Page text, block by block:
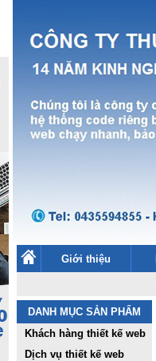
Giới thiệu
DANH MỤC SẢN PHẨM
Khách hàng thiết kế web
Dịch vụ thiết kế web